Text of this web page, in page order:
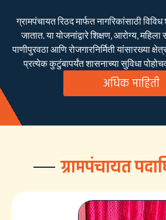
ग्रामपंचायत रिठद मार्फत नागरिकांसाठी
जातात. या योजनांद्वारे शिक्षण, आरोग्य,
पाणीपुरवठा आणि रोजगारनिर्मिती यांसारख्या
प्रत्येक कुटुंबापर्यंत शासनाच्या सुविधा
अधिक माहिती
ग्रामपंचायत